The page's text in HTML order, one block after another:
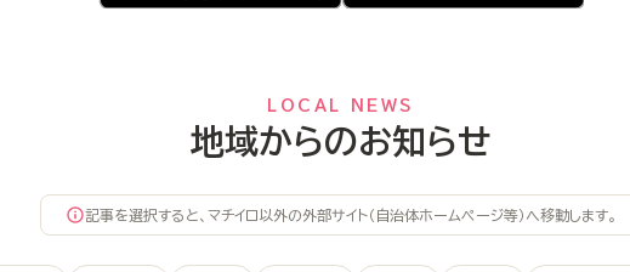
LOCAL NEWS
地域からのお知らせ
記事を選択すると、マチイロ以外の外部サイト（自治体ホームページ等）へ移動します。